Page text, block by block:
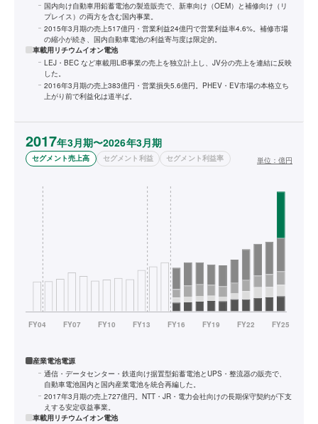
国内向け自動車用鉛蓄電池の製造販売で、新車向け（OEM）と補修向け（リ
プレイス）の両方を含む国内事業。
2015年3月期の売上517億円・営業利益24億円で営業利益率4.6%。補修市場
の縮小が続き、国内自動車電池の利益寄与度は限定的。
車載用リチウムイオン電池
LEJ・BEC など車載用LiB事業の売上を独立計上し、JV分の売上を連結に反映
した。
2016年3月期の売上383億円・営業損失5.6億円。PHEV・EV市場の本格立ち
上がり前で利益化は道半ば。
2017年3月期〜2026年3月期
セグメント売上高 セグメント利益 セグメント利益率 単位： 億円
産業電池電源
通信・データセンター・鉄道向け据置型鉛蓄電池とUPS・整流器の販売で、
自動車電池国内と国内産業電池を統合再編した。
2017年3月期の売上727億円。NTT・JR・電力会社向けの長期保守契約が下支
えする安定収益事業。
車載用リチウムイオン電池